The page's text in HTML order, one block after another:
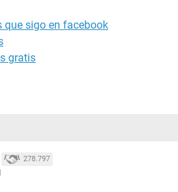
que sigo en facebook
gratis
278.797